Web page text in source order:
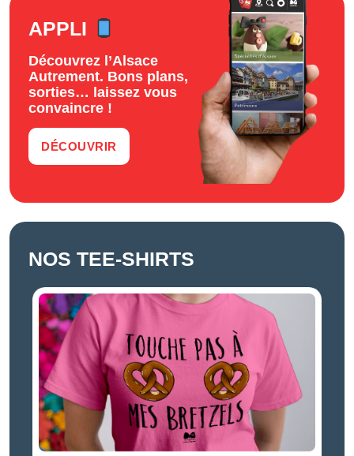
APPLI
Découvrez l’Alsace
Autrement. Bons plans,
sorties… laissez vous
convaincre !
DÉCOUVRIR
NOS TEE-SHIRTS